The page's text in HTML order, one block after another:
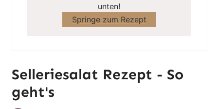
unten!
Springe zum Rezept
Selleriesalat Rezept - So
geht's